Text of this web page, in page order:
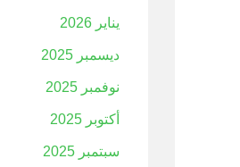
يناير 2026
ديسمبر 2025
نوفمبر 2025
أكتوبر 2025
سبتمبر 2025